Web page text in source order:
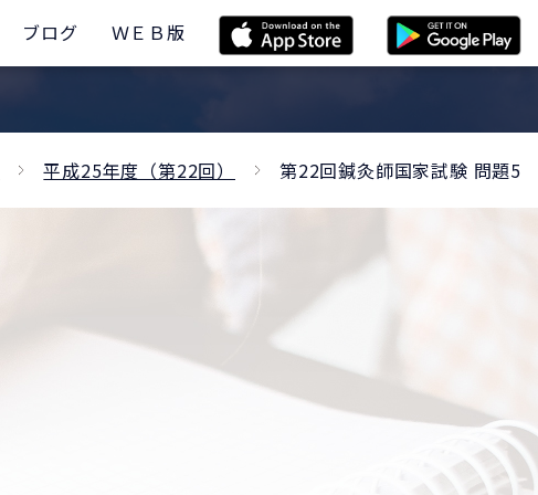
ブログ ＷＥＢ版
平成25年度（第22回） 第22回鍼灸師国家試験 問題5